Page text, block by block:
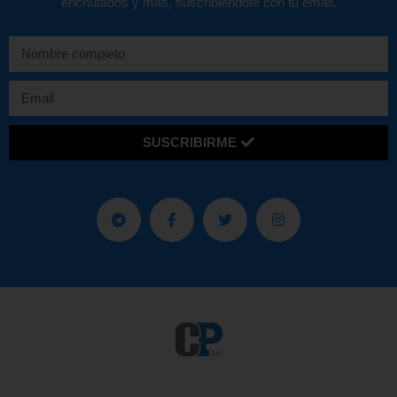
SUSCRIBIRME